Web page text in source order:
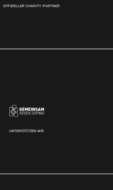
OFFIZIELLER CHARITY-PARTNER
UNTERSTÜTZEN WIR